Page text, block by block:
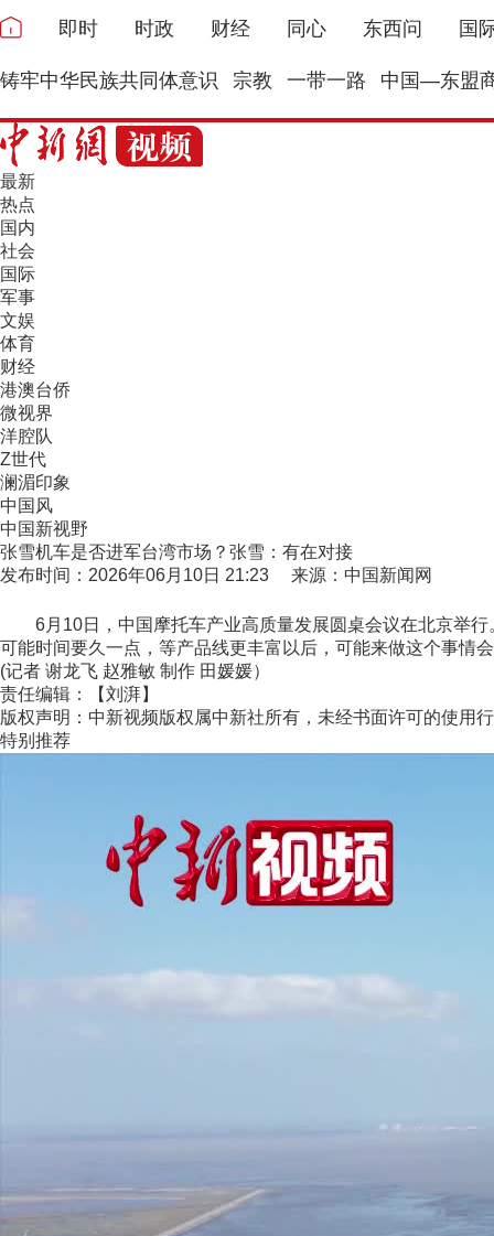
即时 时政 财经 同心 东西问 国
铸牢中华民族共同体意识 宗教 一带一路 中国—东盟
最新
热点
国内
社会
国际
军事
文娱
体育
财经
港澳台侨
微视界
洋腔队
Z世代
澜湄印象
中国风
中国新视野
张雪机车是否进军台湾市场？张雪：有在对接
发布时间：2026年06月10日 21:23 来源：中国新闻网
6月10日，中国摩托车产业高质量发展圆桌会议在北京举行
可能时间要久一点，等产品线更丰富以后，可能来做这个事情
(记者 谢龙飞 赵雅敏 制作 田媛媛）
责任编辑：【刘湃】
版权声明：中新视频版权属中新社所有，未经书面许可的使用
特别推荐